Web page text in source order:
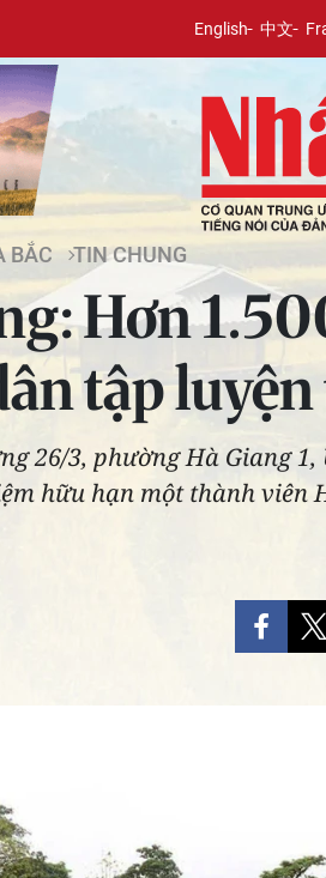
English 中文
BẮC TIN CHUNG
Hơn
tập luyện
26/3, phường Hà Giang
hữu hạn một thành